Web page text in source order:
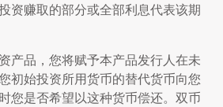
资赚取的部分或全部利息代表该期
产品，您将赋予本产品发行人在未
初始投资所用货币的替代货币向您
您是否希望以这种货币偿还。双币